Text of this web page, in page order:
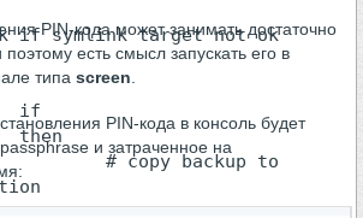
copy backup to
cp
PIN-кода может занимать достаточно
есть смысл запускать его в
типа screen
PIN-кода в консоль будет
и затраченное на